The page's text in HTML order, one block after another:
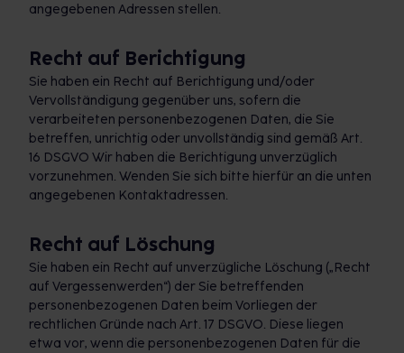
angegebenen Adressen stellen.
Recht auf Berichtigung
Sie haben ein Recht auf Berichtigung und/oder
Vervollständigung gegenüber uns, sofern die
verarbeiteten personenbezogenen Daten, die Sie
betreffen, unrichtig oder unvollständig sind gemäß Art.
16 DSGVO Wir haben die Berichtigung unverzüglich
vorzunehmen. Wenden Sie sich bitte hierfür an die unten
angegebenen Kontaktadressen.
Recht auf Löschung
Sie haben ein Recht auf unverzügliche Löschung („Recht
auf Vergessenwerden“) der Sie betreffenden
personenbezogenen Daten beim Vorliegen der
rechtlichen Gründe nach Art. 17 DSGVO. Diese liegen
etwa vor, wenn die personenbezogenen Daten für die